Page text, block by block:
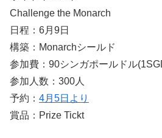
Challenge the Monarch
日程：6月9日
構築：Monarchシールド
参加費：90シンガポールドル
参加人数：300人
予約： 4月5日より
賞品：Prize Tickt